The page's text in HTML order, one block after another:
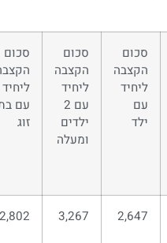
סכום
הקצבה
ליחיד
עם
ילד
סכום
הקצבה
ליחיד
עם 2
ילדים
ומעלה
סכום
ליחיד
עם
זוג
2,647
3,267
2,802